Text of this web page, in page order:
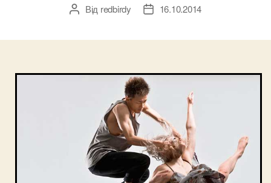
Автор
Від redbirdy
Дата16.10.2014